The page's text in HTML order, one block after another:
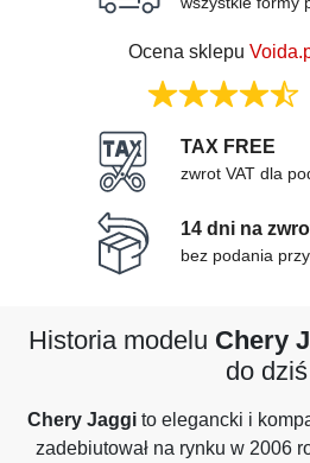
Ocena sklepu
TAX FREE
zwrot VAT dla
14 dni na
bez podania
Historia modelu Chery
do dziś
Chery Jaggito elegancki i
zadebiutował na rynku w 2006